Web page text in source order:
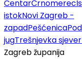
CentarČrnomerec
istokNovi Zagreb -
zapadPešćenica
jugTrešnjevka sjever
Zagreb županija